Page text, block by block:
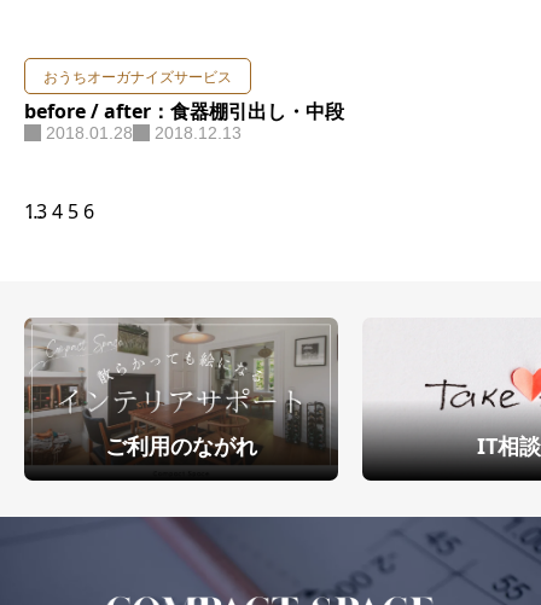
おうちオーガナイズサービス
before / after：食器棚引出し・中段
2018.01.28 2018.12.13
1…34 5 6
ご利用のながれ IT相